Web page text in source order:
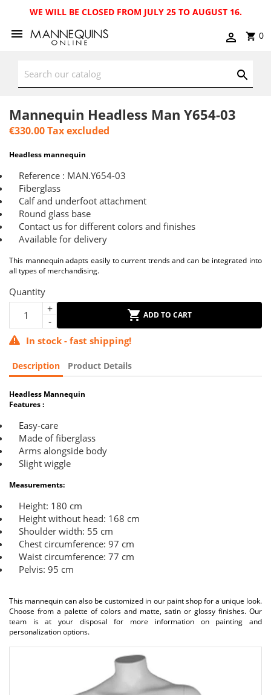
WE WILL BE CLOSED FROM JULY 25 TO AUGUST 16.
0
Mannequin Headless Man Y654-03
€330.00Tax excluded
Headless mannequin
Reference : MAN.Y654-03
Fiberglass
Calf and underfoot attachment
Round glass base
Contact us for different colors and finishes
Available for delivery
This mannequin adapts easily to current trends and can be integrated into
all types of merchandising.
Quantity
ADD TO CART
In stock - fast shipping!
Description Product Details
Headless Mannequin
Features :
Easy-care
Made of fiberglass
Arms alongside body
Slight wiggle
Measurements:
Height: 180 cm
Height without head: 168 cm
Shoulder width: 55 cm
Chest circumference: 97 cm
Waist circumference: 77 cm
Pelvis: 95 cm
This mannequin can also be customized in our paint shop for a unique look.
Choose from a palette of colors and matte, satin or glossy finishes. Our
team is at your disposal for more information on painting and
personalization options.